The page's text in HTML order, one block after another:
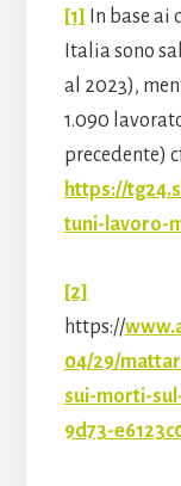
[1]
In base
Italia sono
al 2023),
1.090
precedente)
https://
tuni-lavoro-
[2]
https://
04/29/
sui-morti-
9d73-